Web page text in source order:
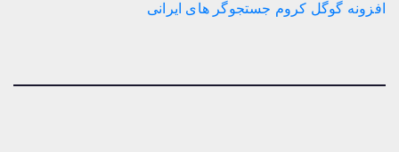
افزونه گوگل کروم جستجوگر های ایرانی